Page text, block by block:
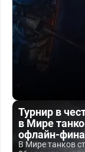
Турнир в
в Мире
офлайн-
В Мире танков